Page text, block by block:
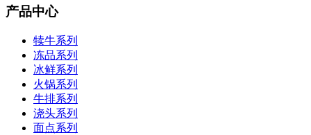
产品中心
犊牛系列
冻品系列
冰鲜系列
火锅系列
牛排系列
浇头系列
面点系列